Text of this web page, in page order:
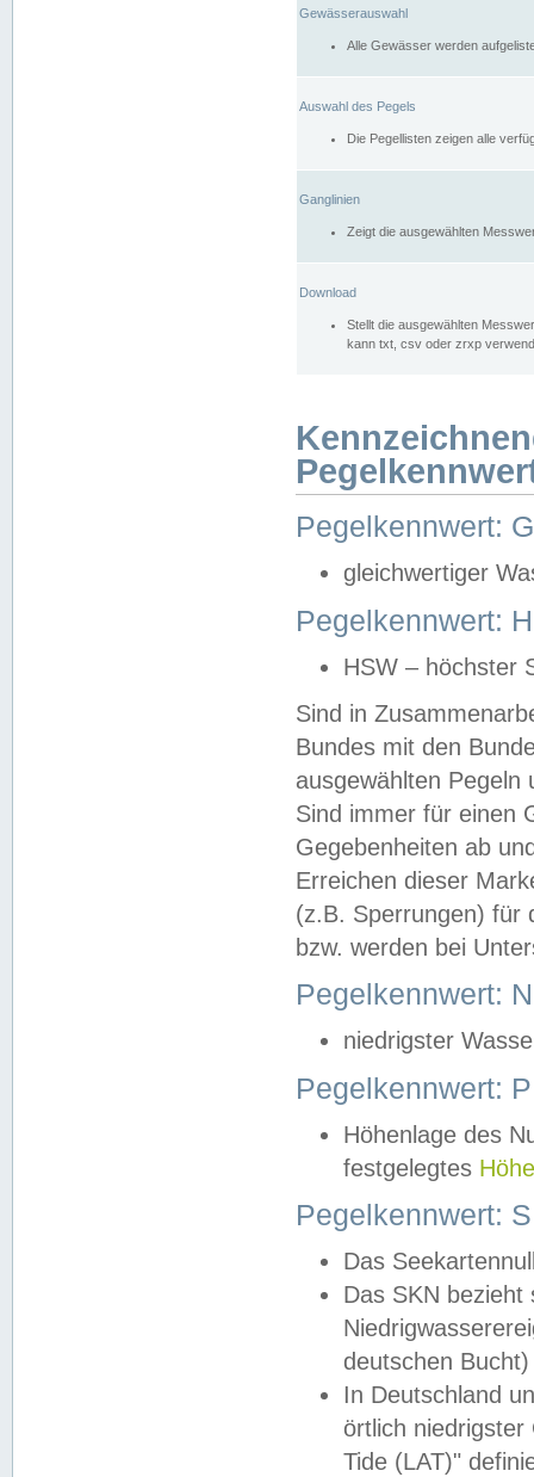
Gewässerauswahl
Alle Gewässer werden
Auswahl des Pegels
Die Pegellisten zeigen alle
Ganglinien
Zeigt die ausgewählten
Download
Stellt die ausgewählten
kann txt, csv oder zrxp
Pegelkennwert:
gleichwertiger
Pegelkennwert:
HSW – höchster
Sind in
Bundes mit den
ausgewählten
Sind immer für einen
Gegebenheiten ab
Erreichen dieser
(z.B. Sperrungen) für
bzw. werden bei
Pegelkennwert:
niedrigster
Pegelkennwert:
Höhenlage des
festgelegtes
Pegelkennwert:
Das
Das SKN
deutschen
In Deutschland
örtlich
Tide (LAT)"